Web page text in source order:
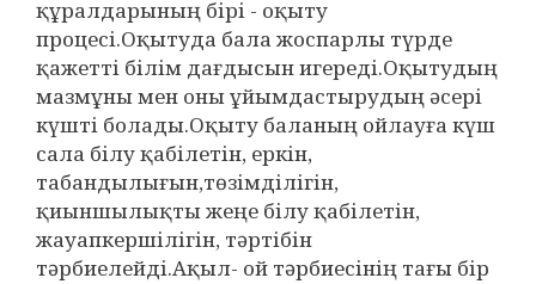
құралдарының бірі - оқыту
процесі.Оқытуда бала жоспарлы түрде
қажетті білім дағдысын игереді.Оқытудың
мазмұны мен оны ұйымдастырудың әсері
күшті болады.Оқыту баланың ойлауға күш
сала білу қабілетін, еркін,
табандылығын,төзімділігін,
қиыншылықты жеңе білу қабілетін,
жауапкершілігін, тәртібін
тәрбиелейді.Ақыл- ой тәрбиесінің тағы бір